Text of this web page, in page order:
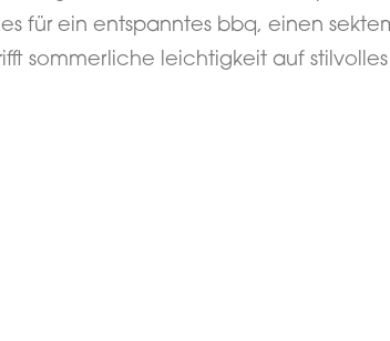
es für ein entspanntes bbq, einen
sommerliche leichtigkeit auf